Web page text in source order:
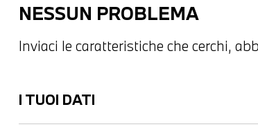
NESSUN PROBLEMA
Inviaci le caratteristiche che cerchi,
I TUOI DATI